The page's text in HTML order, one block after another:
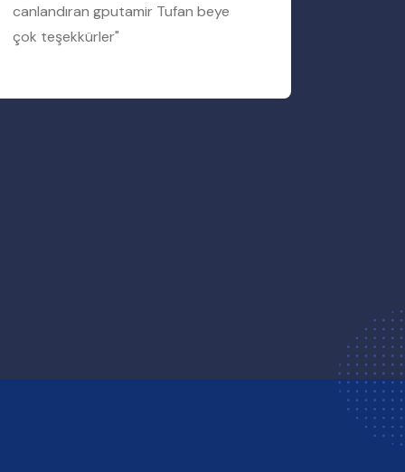
canlandıran gputamir Tufan beye
çok teşekkürler"